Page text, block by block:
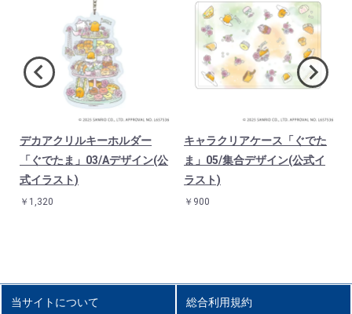
デカアクリルキーホルダー
「ぐでたま」03/Aデザイン(公
式イラスト)
￥1,320
キャラクリアケース「ぐでた
ま」05/集合デザイン(公式イ
ラスト)
￥900
当サイトについて 総合利用規約